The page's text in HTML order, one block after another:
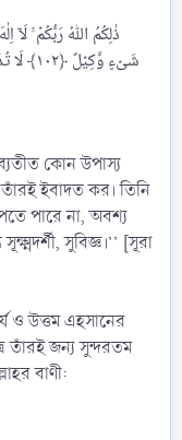
ذٰلِکُمُ اللّٰهُ رَبُّکُمۡ
شَیۡءٍ
কোন উপাস্য
ইবাদত কর। তিনি
পারে না, অবশ্য
সুবিজ্ঞ।’’ [সূরা
ও উত্তম এহসানের
তাঁরই জন্য সুন্দরতম
বাণী: